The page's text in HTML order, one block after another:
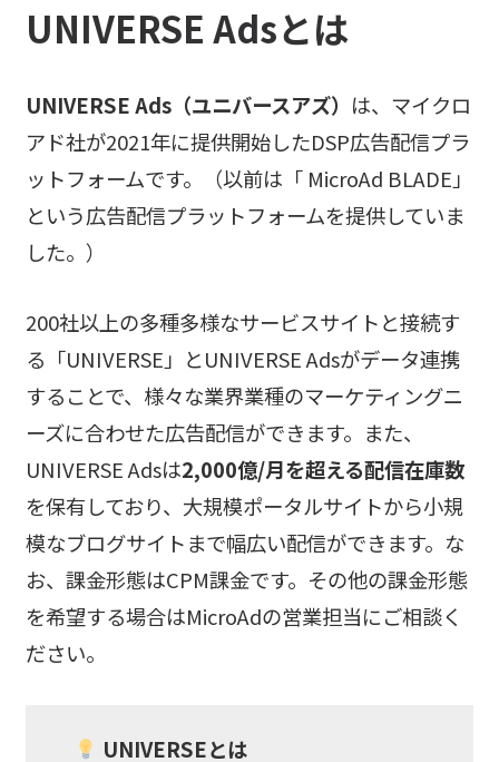
UNIVERSE Adsとは
UNIVERSE Ads（ユニバースアズ） は、マイクロ
アド社が2021年に提供開始したDSP広告配信プラ
ットフォームです。（以前は「 MicroAd BLADE」
という広告配信プラットフォームを提供していま
した。）
200社以上の多種多様なサービスサイトと接続す
る「UNIVERSE」とUNIVERSE Adsがデータ連携
することで、様々な業界業種のマーケティングニ
ーズに合わせた広告配信ができます。また、
UNIVERSE Adsは2,000億/月を超える配信在庫数
を保有しており、大規模ポータルサイトから小規
模なブログサイトまで幅広い配信ができます。な
お、課金形態はCPM課金です。その他の課金形態
を希望する場合はMicroAdの営業担当にご相談く
ださい。
UNIVERSEとは